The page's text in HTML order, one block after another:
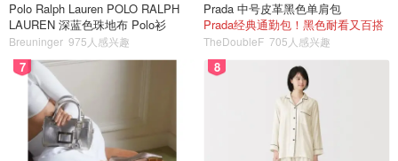
Polo Ralph Lauren POLO RALPH
LAUREN 深蓝色珠地布 Polo衫
Breuninger 975人感兴趣
Prada 中号皮革黑色单肩包
Prada经典通勤包！黑色耐看又百搭
TheDoubleF 705人感兴趣
7 8